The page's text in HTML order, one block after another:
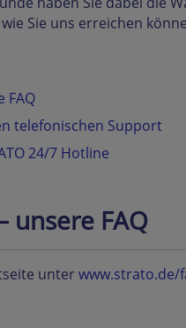
Sie uns erreichen
FAQ
telefonischen Support
24/7 Hotline
unsere FAQ
unter www.strato.de/